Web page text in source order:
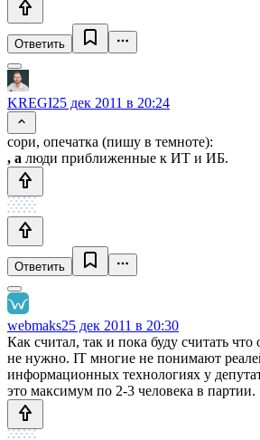
Ответить
KREGI25 дек 2011 в 20:24
сори, опечатка (пишу в темноте):
, а люди приближенные к ИТ и ИБ.
Ответить
webmaks25 дек 2011 в 20:30
Как считал, так и пока буду считать
не нужно. IT многие не понимают
информационных технологиях у
это максимум по 2-3 человека в партии.